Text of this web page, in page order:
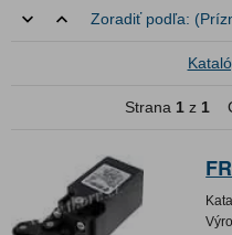
Zoradiť podľa:
Strana 1 z 1